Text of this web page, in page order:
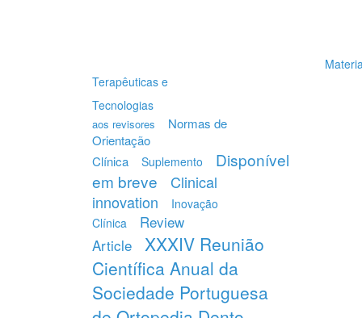
Terapêuticas e
Tecnologias
aos revisores
Normas de
Orientação
Clínica
Suplemento
Disponível
em breve
Clinical
innovation
Inovação
Clínica
Review
Article
XXXIV Reunião
Científica Anual da
Sociedade Portuguesa